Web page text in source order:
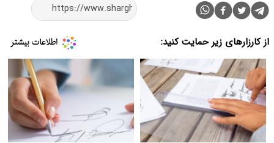
از کارزارهای زیر حمایت کنید: